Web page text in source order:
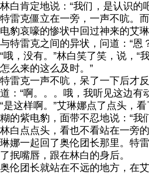
林白肯定地说：“我们，是认识的
特雷克僵立在一旁，一声不吭。
电豹哀嚎的惨状中回过神来的艾
与特雷克之间的异状，问道：“恩
“哦，没有。”林白笑了笑，说，“
怎么来的这么及时。”
特雷克一声不吭，呆了一下后才
道：“啊。。。哦，我听见这边有
“是这样啊。”艾琳娜点了点头，
糊的紫电豹，面带不忍地说：“我
林白点点头，看也不看站在一旁
琳娜一起回了奥伦团长那里。特
了抿嘴唇，跟在林白的身后。
奥伦团长就站在不远的地方，在